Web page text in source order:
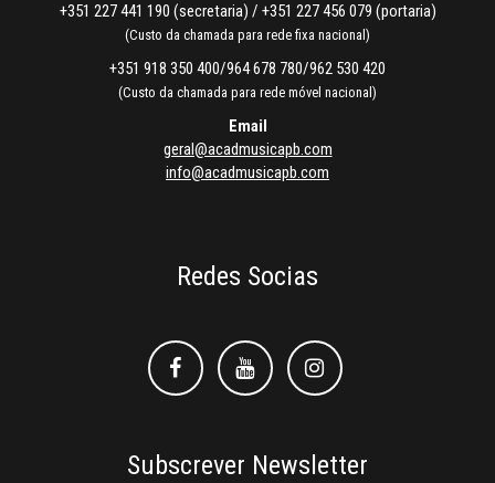
+351 227 441 190 (secretaria) / +351 227 456 079 (portaria)
(Custo da chamada para rede fixa nacional)
+351 918 350 400/964 678 780/962 530 420
(Custo da chamada para rede móvel nacional)
Email
geral@acadmusicapb.com
info@acadmusicapb.com
Redes Socias
FacebookFacebookInstagram
Subscrever Newsletter